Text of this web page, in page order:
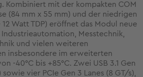
Kombiniert mit der kompakten COM
(84 mm x 55 mm) und der niedrigen
Watt TDP) eröffnet das Modul neue
Messtechnik,
und vielen weiteren
insbesondere im erweiterten
-40°C bis +85°C. Zwei USB 3.1 Gen
vier PCIe Gen 3 Lanes (8 GT/s),